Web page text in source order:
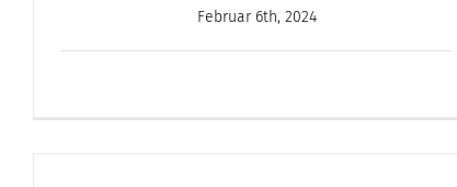
Februar 6th, 2024